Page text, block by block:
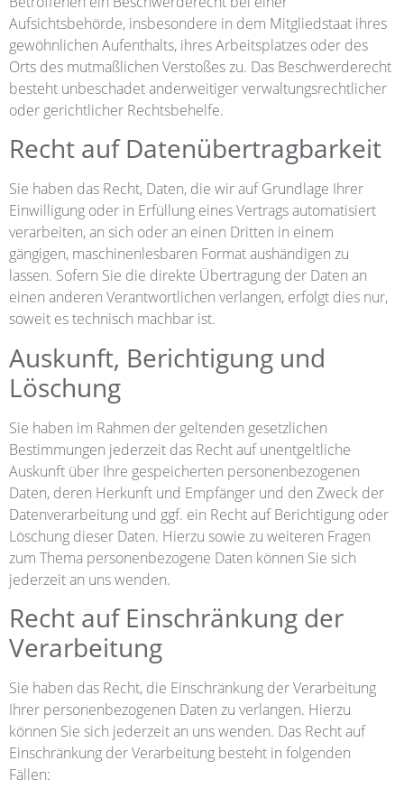
Aufsichtsbehörde, insbesondere in dem Mitgliedstaat ihres
gewöhnlichen Aufenthalts, ihres Arbeitsplatzes oder des
Orts des mutmaßlichen Verstoßes zu. Das Beschwerderecht
besteht unbeschadet anderweitiger verwaltungsrechtlicher
oder gerichtlicher Rechtsbehelfe.
Recht auf Daten­übertrag­barkeit
Sie haben das Recht, Daten, die wir auf Grundlage Ihrer
Einwilligung oder in Erfüllung eines Vertrags automatisiert
verarbeiten, an sich oder an einen Dritten in einem
gängigen, maschinenlesbaren Format aushändigen zu
lassen. Sofern Sie die direkte Übertragung der Daten an
einen anderen Verantwortlichen verlangen, erfolgt dies nur,
soweit es technisch machbar ist.
Auskunft, Berichtigung und
Löschung
Sie haben im Rahmen der geltenden gesetzlichen
Bestimmungen jederzeit das Recht auf unentgeltliche
Auskunft über Ihre gespeicherten personenbezogenen
Daten, deren Herkunft und Empfänger und den Zweck der
Datenverarbeitung und ggf. ein Recht auf Berichtigung oder
Löschung dieser Daten. Hierzu sowie zu weiteren Fragen
zum Thema personenbezogene Daten können Sie sich
jederzeit an uns wenden.
Recht auf Einschränkung der
Verarbeitung
Sie haben das Recht, die Einschränkung der Verarbeitung
Ihrer personenbezogenen Daten zu verlangen. Hierzu
können Sie sich jederzeit an uns wenden. Das Recht auf
Einschränkung der Verarbeitung besteht in folgenden
Fällen: